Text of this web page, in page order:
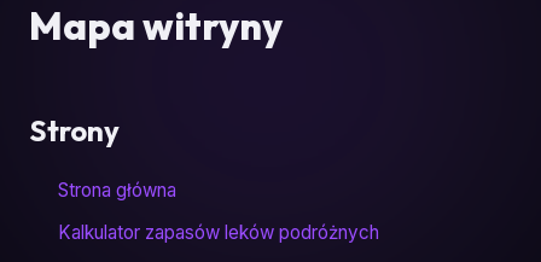
Mapa witryny
Strony
Strona główna
Kalkulator zapasów leków podróżnych